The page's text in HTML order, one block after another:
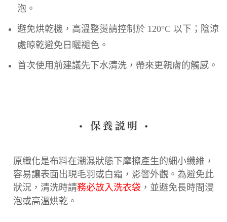
泡。
避免烘乾機，高溫整燙請控制於 120°C 以下；陰涼
處晾乾避免日曬褪色。
首次使用前建議先下水清洗，帶來更親膚的觸感。
原織化是布料在潮濕狀態下摩擦產生的細小纖維，
容易讓表面出現毛羽或白霜，影響外觀。為避免此
狀況，清洗時請務必放入洗衣袋 ，並避免長時間浸
泡或高溫烘乾。